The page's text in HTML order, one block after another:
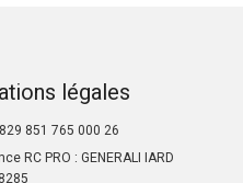
légales
851 765 000 26
RC PRO : GENERALI IARD